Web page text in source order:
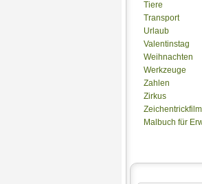
Tiere
Transport
Urlaub
Valentinstag
Weihnachten
Werkzeuge
Zahlen
Zirkus
Zeichentrickfilm
Malbuch für